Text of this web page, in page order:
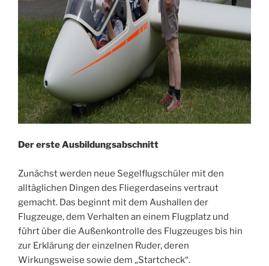
Der erste Ausbildungsabschnitt
Zunächst werden neue Segelflugschüler mit den
alltäglichen Dingen des Fliegerdaseins vertraut
gemacht. Das beginnt mit dem Aushallen der
Flugzeuge, dem Verhalten an einem Flugplatz und
führt über die Außenkontrolle des Flugzeuges bis hin
zur Erklärung der einzelnen Ruder, deren
Wirkungsweise sowie dem „Startcheck“.